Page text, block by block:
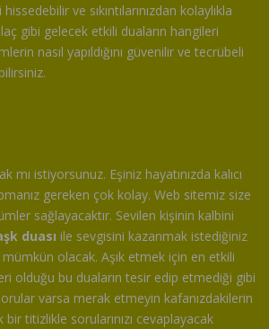
ve sıkıntılarınızdan kolaylıkla
gibi gelecek etkili duaların hangileri
nasıl yapıldığını güvenilir ve tecrübeli
mı istiyorsunuz. Eşiniz hayatınızda kalıcı
gereken çok kolay. Web sitemiz size
sağlayacaktır. Sevilen kişinin kalbini
duası ile sevgisini kazanmak istediğiniz
mümkün olacak. Aşık etmek için en etkili
olduğu bu duaların tesir edip etmediği gibi
varsa merak etmeyin kafanızdakilerin
titizlikle sorularınızı cevaplayacak